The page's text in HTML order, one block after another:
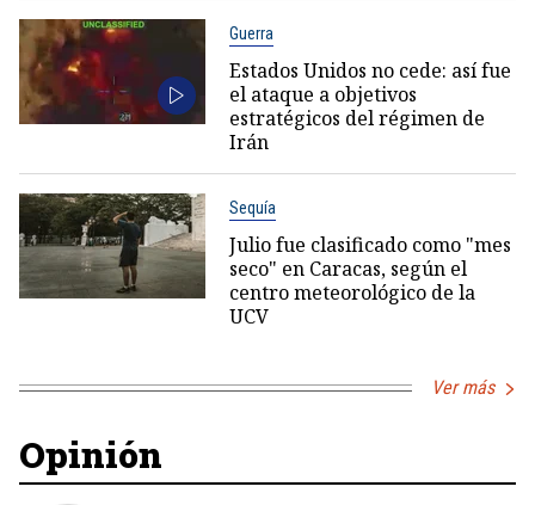
Guerra
Estados Unidos no cede: así fue
el ataque a objetivos
estratégicos del régimen de
Irán
Sequía
Julio fue clasificado como "mes
seco" en Caracas, según el
centro meteorológico de la
UCV
Ver más
Opinión